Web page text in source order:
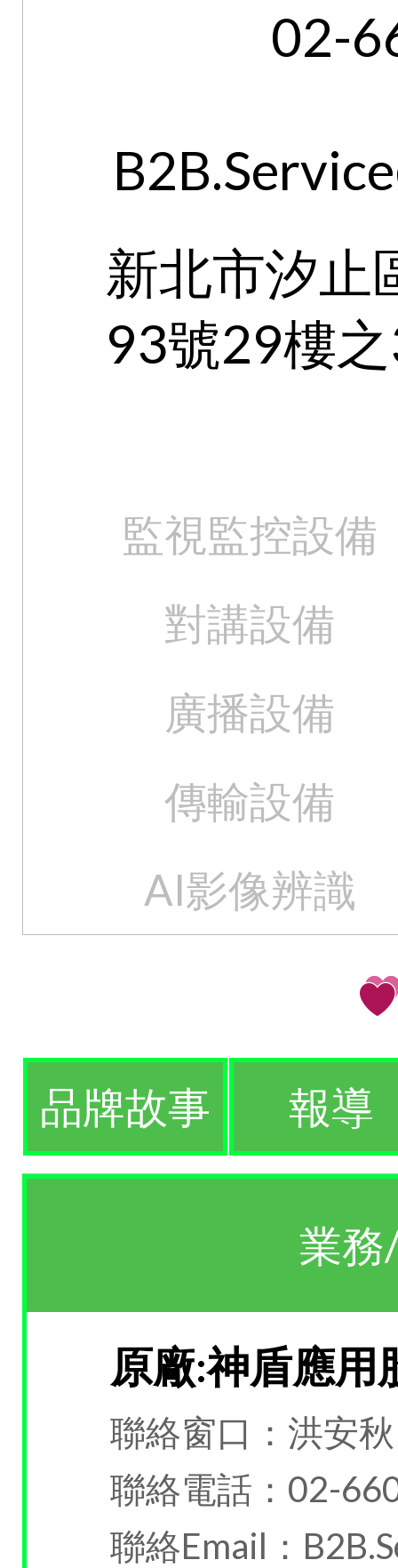
02-
新北市汐止
93號29樓
監視監控設備
對講設備
廣播設備
傳輸設備
AI影像辨識
品牌故事 報導
業務
原廠:神盾應用
聯絡窗口：洪安秋
聯絡電話：02-
聯絡Email：